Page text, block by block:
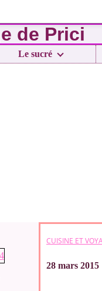
Le sucré
CUISINE ET
28 mars 2015